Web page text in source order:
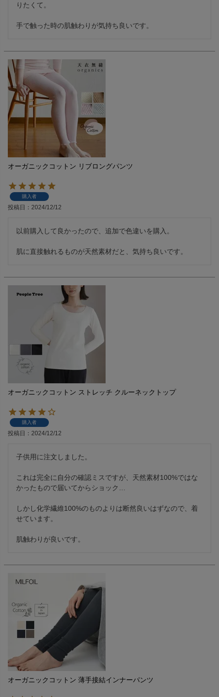
りたくて。
手で触った時の肌触わりが気持ち良いです。
オーガニックコットン リブロングパンツ
購入者
投稿日 2024/12/12
以前購入して良かったので、追加で色違いを購入。
肌に直接触れるものが天然素材だと、気持ち良いです。
オーガニックコットン ストレッチ クルーネックトップ
購入者
投稿日 2024/12/12
子供用に注文しました。
これは完全に自分の確認ミスですが、天然素材100%ではな
かったもので届いてからショック…
しかし化学繊維100%のものよりは断然良いはずなので、着
せています。
肌触わりが良いです。
オーガニックコットン 薄手接結インナーパンツ